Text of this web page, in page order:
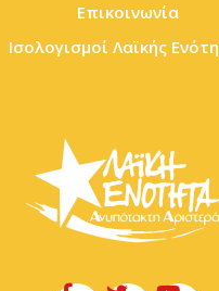
Επικοινωνία
Ισολογισμοί Λαϊκής